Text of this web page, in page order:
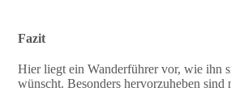
Fazit
Hier liegt ein Wanderführer vor, wie ihn
wünscht. Besonders hervorzuheben sind